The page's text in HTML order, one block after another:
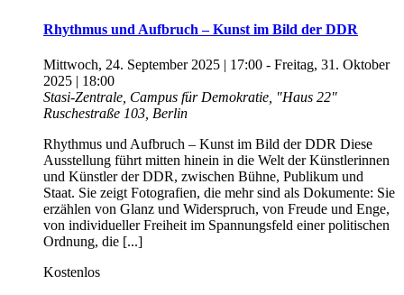
Rhythmus und Aufbruch – Kunst im Bild der DDR
Mittwoch, 24. September 2025 | 17:00 - Freitag, 31. Oktober
2025 | 18:00
Stasi-Zentrale, Campus für Demokratie, "Haus 22"
Ruschestraße 103, Berlin
Rhythmus und Aufbruch – Kunst im Bild der DDR Diese
Ausstellung führt mitten hinein in die Welt der Künstlerinnen
und Künstler der DDR, zwischen Bühne, Publikum und
Staat. Sie zeigt Fotografien, die mehr sind als Dokumente: Sie
erzählen von Glanz und Widerspruch, von Freude und Enge,
von individueller Freiheit im Spannungsfeld einer politischen
Ordnung, die [...]
Kostenlos